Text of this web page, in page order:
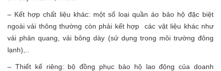
– Kết hợp chất liệu khác: một số loại quần áo bảo hộ đặc biệt
ngoài vải thông thường còn phải kết hợp các vật liệu khác như
vải phản quang, vải bông dày (sử dụng trong môi trường đông
lạnh),..
– Thiết kế riêng: bộ đồng phục bảo hộ lao động của doanh